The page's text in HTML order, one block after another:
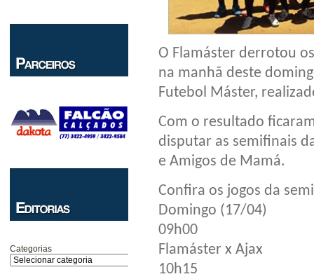
Categorias
O Flamáster derrotou
na manhã deste
Futebol Máster,
Com o resultado
disputar as semifinais
e Amigos de Mamá.
Confira os jogos da
Domingo (17/04)
09h00
Flamáster x Ajax
10h15